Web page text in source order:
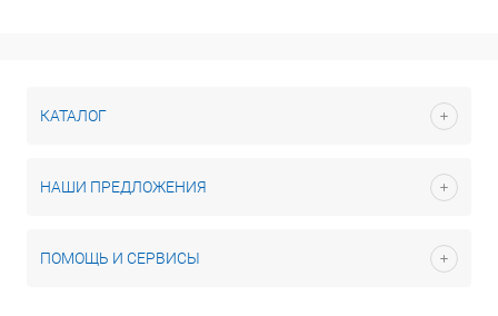
КАТАЛОГ
НАШИ ПРЕДЛОЖЕНИЯ
ПОМОЩЬ И СЕРВИСЫ